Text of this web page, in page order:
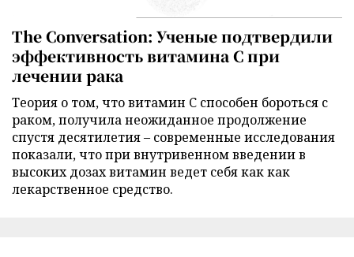
The Conversation: Ученые подтвердили
эффективность витамина C при
лечении рака
Теория о том, что витамин C способен бороться с
раком, получила неожиданное продолжение
спустя десятилетия – современные исследования
показали, что при внутривенном введении в
высоких дозах витамин ведет себя как как
лекарственное средство.